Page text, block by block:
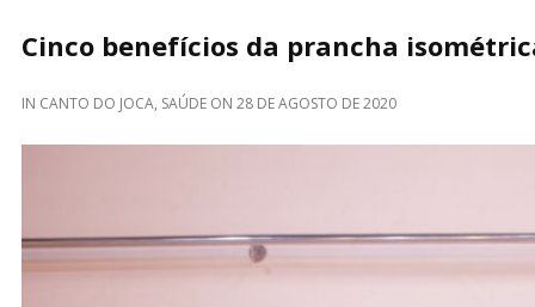
Cinco benefícios da prancha
IN CANTO DO JOCA, SAÚDE ON 28 DE AGOSTO DE 2020